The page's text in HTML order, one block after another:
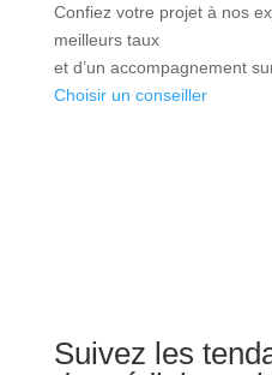
Confiez votre projet à nos
meilleurs taux
et d’un accompagnement
Choisir un conseiller
Suivez les